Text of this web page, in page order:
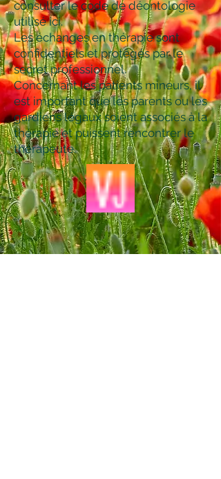
consulter lecode de déontologie
utilisé ici.
Les échanges en thérapie sont
confidentiels et protégés par le
secret professionnel.
Concernant les patients mineurs, il
est important que les parents ou les
gardiens légaux soient associés à la
thérapie et puissent rencontrer le
thérapeute.